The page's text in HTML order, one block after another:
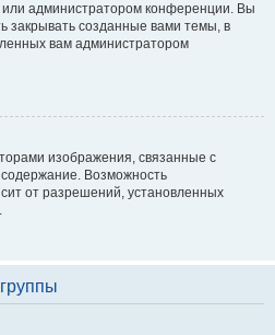
администратором конференции. Вы
закрывать созданные вами темы, в
вам администратором
изображения, связанные с
Возможность
от разрешений, установленных